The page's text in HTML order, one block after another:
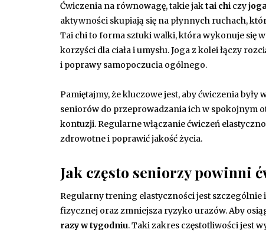
Ćwiczenia na równowagę, takie jaktai chi czy
aktywności skupiają się na płynnych ruchach,
Tai chi to forma sztuki walki, która wykonuje się
korzyści dla ciała i umysłu. Joga z kolei łączy
i poprawy samopoczucia ogólnego.
Pamiętajmy, że kluczowe jest, aby ćwiczenia
seniorów do przeprowadzania ich w spokojnym
kontuzji. Regularne włączanie ćwiczeń
zdrowotne i poprawić jakość życia.
Jak często seniorzy powinni
Regularny trening elastyczności jest
fizycznej oraz zmniejsza ryzyko urazów. Aby
razy w tygodniu. Taki zakres częstotliwości jest